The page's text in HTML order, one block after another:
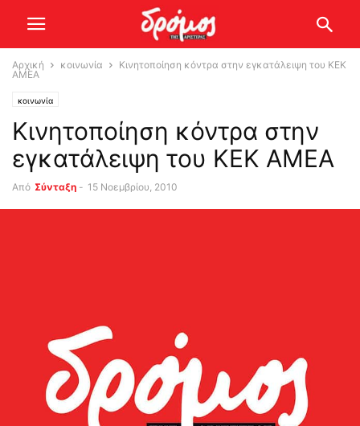
Αρχική κοινωνία
Κινητοποίηση κόντρα στην εγκατάλειψη του ΚΕΚ
ΑΜΕΑ
κοινωνία
Κινητοποίηση κόντρα στην
εγκατάλειψη του ΚΕΚ ΑΜΕΑ
Από Σύνταξη - 15 Νοεμβρίου, 2010